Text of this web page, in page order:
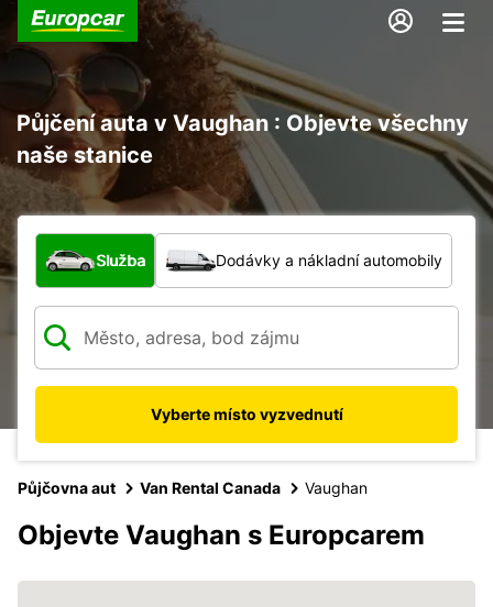
Půjčení auta v Vaughan : Objevte všechny
naše stanice
Jaký typ vozidla?
Služba Dodávky a nákladní automobily
Vyberte místo vyzvednutí
Půjčovna aut Van Rental Canada Vaughan
Objevte Vaughan s Europcarem